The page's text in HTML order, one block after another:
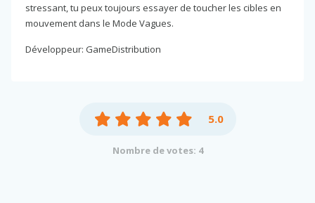
stressant, tu peux toujours essayer de toucher les cibles en
mouvement dans le Mode Vagues.
Développeur: GameDistribution
5.0
Nombre de votes: 4